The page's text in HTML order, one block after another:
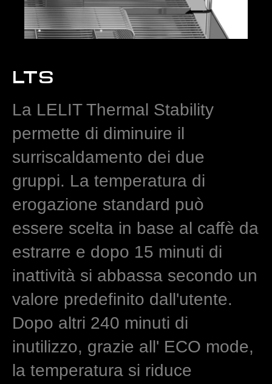
LTS
La LELIT Thermal Stability
permette di diminuire il
surriscaldamento dei due
gruppi. La temperatura di
erogazione standard può
essere scelta in base al caffè da
estrarre e dopo 15 minuti di
inattività si abbassa secondo un
valore predefinito dall'utente.
Dopo altri 240 minuti di
inutilizzo, grazie all' ECO mode,
la temperatura si riduce